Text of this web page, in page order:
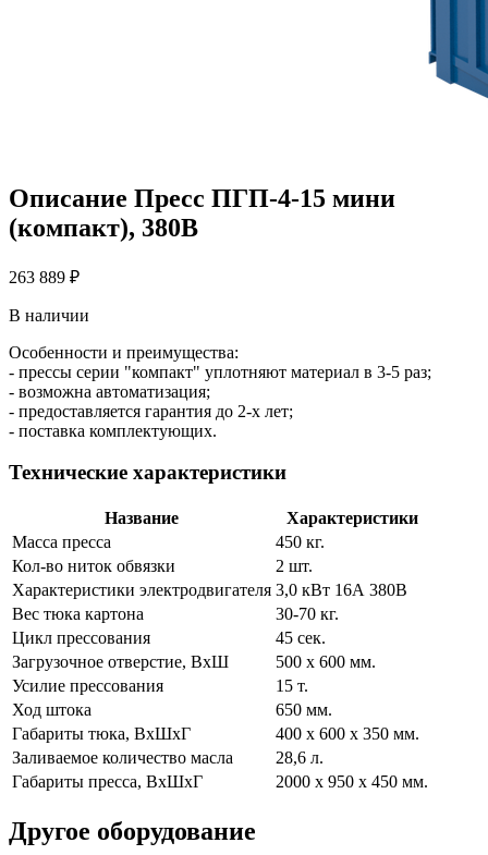
Описание Пресс ПГП-4-15 мини
(компакт), 380В
263 889 ₽
В наличии
Особенности и преимущества:
- прессы серии "компакт" уплотняют материал в 3-5 раз;
- возможна автоматизация;
- предоставляется гарантия до 2-х лет;
- поставка комплектующих.
Технические характеристики
Название
Характеристики
Масса пресса
450 кг.
Кол-во ниток обвязки
2 шт.
Характеристики электродвигателя 3,0 кВт 16А 380В
Вес тюка картона
30-70 кг.
Цикл прессования
45 сек.
Загрузочное отверстие, ВхШ
500 х 600 мм.
Усилие прессования
15 т.
Ход штока
650 мм.
Габариты тюка, ВхШхГ
400 х 600 х 350 мм.
Заливаемое количество масла
28,6 л.
Габариты пресса, ВхШхГ
2000 х 950 х 450 мм.
Другое оборудование